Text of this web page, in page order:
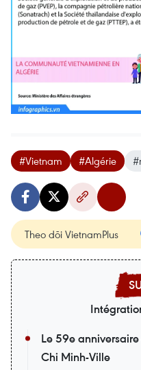
#Vietnam #Algérie
Theo dõi VietnamPlus
Le 59e
Chi Minh-Ville